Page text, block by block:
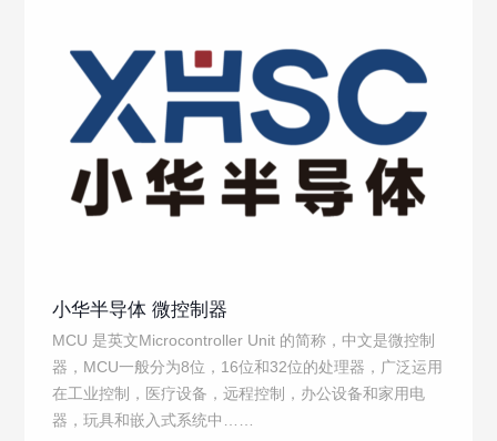
小华半导体 微控制器
MCU 是英文Microcontroller Unit 的简称，中文是微控制
器，MCU一般分为8位，16位和32位的处理器，广泛运用
在工业控制，医疗设备，远程控制，办公设备和家用电
器，玩具和嵌入式系统中……